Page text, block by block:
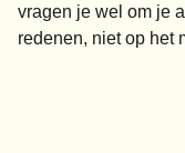
vragen je wel om je
redenen, niet op het